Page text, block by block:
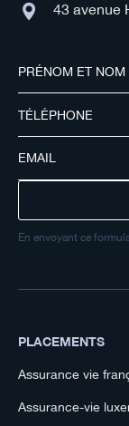
43 avenue
En envoyant ce
PLACEMENTS
Assurance vie
Assurance-vie